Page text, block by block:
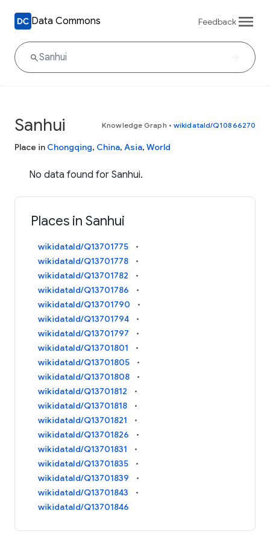
Data Commons Feedback
Sanhui Knowledge Graph • wikidataId/Q10866270
Place in Chongqing, China, Asia, World
No data found for Sanhui.
Places in Sanhui
wikidataId/Q13701775
wikidataId/Q13701778
wikidataId/Q13701782
wikidataId/Q13701786
wikidataId/Q13701790
wikidataId/Q13701794
wikidataId/Q13701797
wikidataId/Q13701801
wikidataId/Q13701805
wikidataId/Q13701808
wikidataId/Q13701812
wikidataId/Q13701818
wikidataId/Q13701821
wikidataId/Q13701826
wikidataId/Q13701831
wikidataId/Q13701835
wikidataId/Q13701839
wikidataId/Q13701843
wikidataId/Q13701846